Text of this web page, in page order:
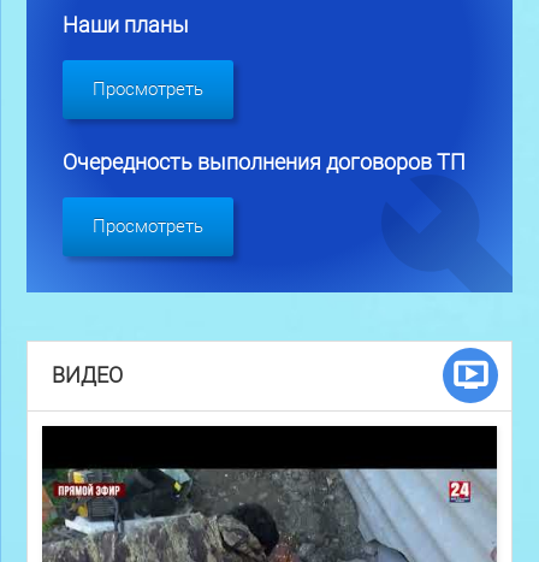
Наши планы
Просмотреть
Очередность выполнения договоров ТП
Просмотреть
ВИДЕО